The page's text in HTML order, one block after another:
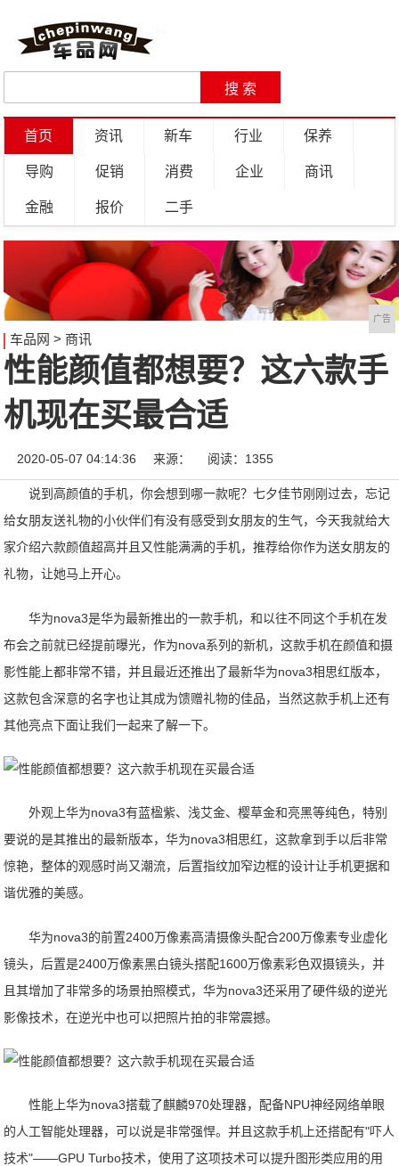
首页 资讯 新车 行业 保养
导购 促销 消费 企业 商讯
金融 报价 二手
广告
车品网 > 商讯
性能颜值都想要？这六款手
机现在买最合适
2020-05-07 04:14:36 来源： 阅读：1355
说到高颜值的手机，你会想到哪一款呢？七夕佳节刚刚过去，忘记
给女朋友送礼物的小伙伴们有没有感受到女朋友的生气，今天我就给大
家介绍六款颜值超高并且又性能满满的手机，推荐给你作为送女朋友的
礼物，让她马上开心。
华为nova3是华为最新推出的一款手机，和以往不同这个手机在发
布会之前就已经提前曝光，作为nova系列的新机，这款手机在颜值和摄
影性能上都非常不错，并且最近还推出了最新华为nova3相思红版本，
这款包含深意的名字也让其成为馈赠礼物的佳品，当然这款手机上还有
其他亮点下面让我们一起来了解一下。
外观上华为nova3有蓝楹紫、浅艾金、樱草金和亮黑等纯色，特别
要说的是其推出的最新版本，华为nova3相思红，这款拿到手以后非常
惊艳，整体的观感时尚又潮流，后置指纹加窄边框的设计让手机更据和
谐优雅的美感。
华为nova3的前置2400万像素高清摄像头配合200万像素专业虚化
镜头，后置是2400万像素黑白镜头搭配1600万像素彩色双摄镜头，并
且其增加了非常多的场景拍照模式，华为nova3还采用了硬件级的逆光
影像技术，在逆光中也可以把照片拍的非常震撼。
性能上华为nova3搭载了麒麟970处理器，配备NPU神经网络单眼
的人工智能处理器，可以说是非常强悍。并且这款手机上还搭配有"吓人
技术"——GPU Turbo技术，使用了这项技术可以提升图形类应用的用